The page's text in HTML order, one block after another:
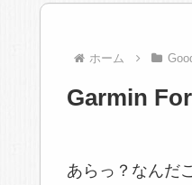
ホーム
Garmin
あらっ？なんだ